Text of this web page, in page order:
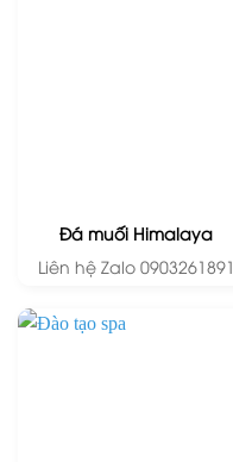
Đá muối Himalaya
Liên hệ Zalo 0903261891